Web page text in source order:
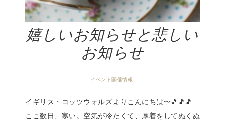
嬉しいお知らせと悲しい
お知らせ
イベント開催情報
イギリス・コッツウォルズよりこんにちは〜🎵🎵🎵
ここ数日、寒い。空気が冷たくて、厚着をしてぬくぬ